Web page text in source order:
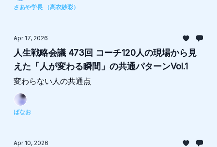
さあや学長 （高衣紗彩）
Apr 17, 2026
人生戦略会議 473回 コーチ120人の現場から見
えた「人が変わる瞬間」の共通パターンVol.1
変わらない人の共通点
ばなお
Apr 10, 2026